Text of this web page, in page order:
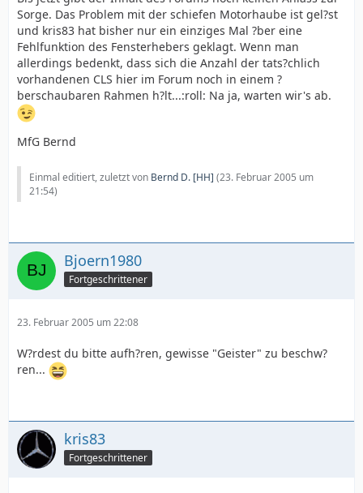
Sorge. Das Problem mit der schiefen Motorhaube ist gel?st
und kris83 hat bisher nur ein einziges Mal ?ber eine
Fehlfunktion des Fensterhebers geklagt. Wenn man
allerdings bedenkt, dass sich die Anzahl der tats?chlich
vorhandenen CLS hier im Forum noch in einem ?
berschaubaren Rahmen h?lt...:roll: Na ja, warten wir's ab.
MfG Bernd
Einmal editiert, zuletzt von Bernd D. [HH] (23. Februar 2005 um
21:54)
Bjoern1980
Fortgeschrittener
23. Februar 2005 um 22:08
W?rdest du bitte aufh?ren, gewisse "Geister" zu beschw?
ren...
kris83
Fortgeschrittener